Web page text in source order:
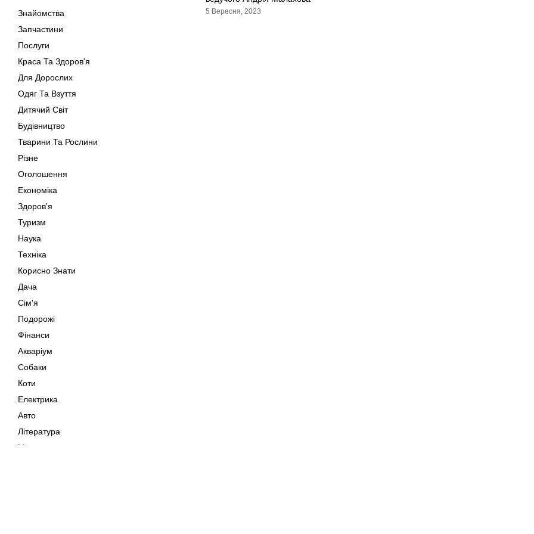
Знайомства
Запчастини
Послуги
Краса Та Здоров'я
Для Дорослих
Одяг Та Взуття
Дитячий Світ
Будівництво
Тварини Та Рослини
Різне
Оголошення
Економіка
Здоров'я
Туризм
Наука
Техніка
Корисно Знати
Дача
Сім'я
Подорожі
Фінанси
Акваріум
Собаки
Коти
Електрика
Авто
Література
Музика
5 Вересня, 2023